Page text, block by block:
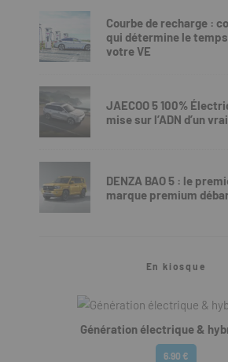
Courbe de recharge :
qui détermine le
votre VE
JAECOO 5 100%
mise sur l’ADN d’un
DENZA BAO 5 : le
marque premium
En kiosque
Génération électrique &
6.90 €